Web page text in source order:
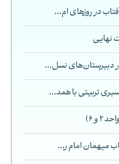
در روزهای ام...
نهایی
دبیرستان‌های نسل...
تربیتی با همد...
و 6)
میهمان امام ر...